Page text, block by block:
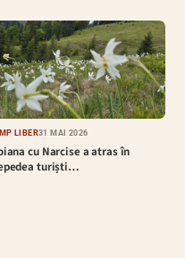
LIBER31 MAI 2026
cu Narcise a atras în
turiști…